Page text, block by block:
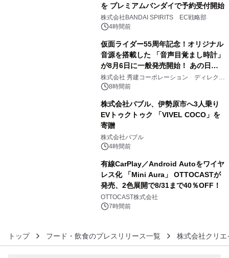
を プレミアムバンダイで予約受付開始
株式会社BANDAI SPIRITS EC戦略部
4時間前
仮面ライダー55周年記念！オリジナル
音源を搭載した 「音声目覚まし時計」
が8月6日に一般発売開始！ あの日の
大興奮が今甦る
株式会社 秀建コーポレーション ディレクト
アートギャラリー
8時間前
株式会社バブル、伊勢原市へ3人乗り
EVトゥクトゥク 「VIVEL COCO」を
寄贈
株式会社バブル
4時間前
有線CarPlay／Android Autoをワイヤ
レス化 「Mini Aura」 OTTOCASTが
発売、2色展開で8/31まで40％OFF！
OTTOCAST株式会社
7時間前
トップ フード・飲食のプレスリリース一覧 株式会社クリ